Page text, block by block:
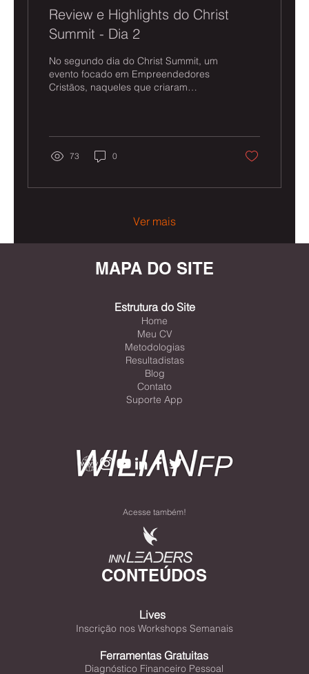
Review e Highlights do Christ
Summit - Dia 2
No segundo dia do Christ Summit, um
evento focado em Empreendedores
Cristãos, naqueles que criaram
73 0
Ver mais
CONTEÚDOS
Lives
Inscrição nos Workshops Semanais
Ferramentas Gratuitas
Diagnóstico Financeiro Pessoal
Acesse também!
MAPA DO SITE
Estrutura do Site
Home
Meu CV
Metodologias
Resultadistas
Blog
Contato
Suporte App